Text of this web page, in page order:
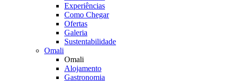
Experiências
Como Chegar
Ofertas
Galeria
Sustentabilidade
Omali
Omali
Alojamento
Gastronomia